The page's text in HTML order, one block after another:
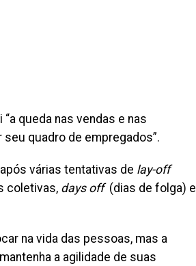
queda nas vendas e nas
quadro de empregados”.
várias tentativas de lay-off
coletivas, days off(dias de folga) e
na vida das pessoas, mas a
a agilidade de suas